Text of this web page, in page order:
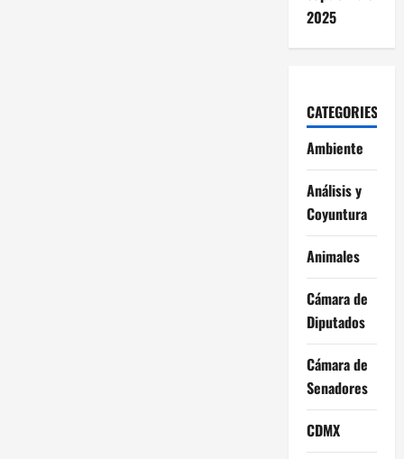
2025
CATEGORIES
Ambiente
Análisis y
Coyuntura
Animales
Cámara de
Diputados
Cámara de
Senadores
CDMX